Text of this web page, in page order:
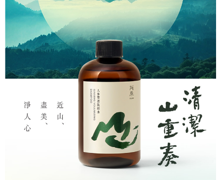
【注意事項】
１．透過由恩沛科技股份有限公司提供之「AFTEE先享後付」服務完成之交
易，需依本服務之必要範圍內提供個人資料，並將交易相關給付款項請求債
權轉讓予恩沛科技股份有限公司。
２．關於個人資料處理事宜，請瀏覽以下網址：
https://aftee.tw/terms/#terms3
３．未成年的使用者請事先徵得法定代理人或監護人之同意方可使用
「AFTEE先享後付」，若未經同意申辦者引起之損失，本公司不負相關責
任。
４．使用「AFTEE先享後付」時，將依據個別帳號之用戶狀況，依本公司即
時審查核予不同之上限額度；若仍有額度不足之情形，本公司將視審查結果
請求用戶進行身份認證。
５．嚴禁一人註冊多個帳號或使用他人資訊註冊。若發現惡意使用之情形，
恩沛科技股份有限公司將有權停止該用戶之使用額度並採取法律行動。
離島宅配
每筆NT$280，滿NT$3,000(含以上)免運費